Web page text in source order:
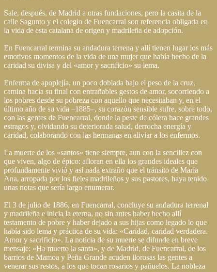
Sale, después, de Madrid a otras fundaciones, pero la casita de la
calle Sagunto y el colegio de Fuencarral son referencia obligada en
la vida de esta catalana de origen y madrileña de adopción.
En Fuencarral termina su andadura terrena y allí tienen lugar los más
emotivos momentos de la vida de una mujer que había hecho de la
caridad su divisa y del «amor y sacrificio» su lema.
Enferma de apoplejía, un poco doblada bajo el peso de la cruz,
camina hacia su final con entrañables gestos de amor, socorriendo a
los pobres desde su pobreza con aquello que necesitaban y, en el
último año de su vida –1885–, su corazón sensible sufre, sobre todo,
con las gentes de Fuencarral, donde la peste de cólera hace grandes
estragos y, olvidando su deteriorada salud, derrocha energía y
caridad, colaborando con las hermanas en aliviar a los enfermos.
La muerte de los «santos» tiene siempre, aun con la sencillez con
que viven, algo de épico: afloran en ella los grandes ideales que
profundamente vivió y así nada extraño que el tránsito de María
Ana, arropada por los fieles madrileños y sus pastores, haya tenido
unas notas que sería largo enumerar.
El 3 de julio de 1886, en Fuencarral, concluye su andadura terrenal
y madrileña e inicia la eterna, no sin antes haber hecho allí
testamento de pobre y haber dejado a sus hijas como legado lo que
había sido lema y práctica de su vida: «Caridad, caridad verdadera.
Amor y sacrificio». La noticia de su muerte se difunde en breve
mensaje: «Ha muerto la santa», y de Madrid, de Fuencarral, de los
barrios de Mamoa y Peña Grande acuden llorosas las gentes a
venerar sus restos, a los que tocan rosarios y pañuelos. La nobleza